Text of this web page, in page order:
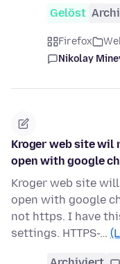
Gelöst
Firefox
Nikolay
Kroger web site
open with google
Kroger web site
open with google
not https. I have
settings. HTTPS-…